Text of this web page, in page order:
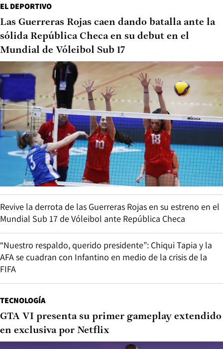
EL DEPORTIVO
Las Guerreras Rojas caen dando batalla ante la
sólida República Checa en su debut en el
Mundial de Vóleibol Sub 17
Revive la derrota de las Guerreras Rojas en su estreno en el
Mundial Sub 17 de Vóleibol ante República Checa
“Nuestro respaldo, querido presidente”: Chiqui Tapia y la
AFA se cuadran con Infantino en medio de la crisis de la
FIFA
TECNOLOGÍA
GTA VI presenta su primer gameplay extendido
en exclusiva por Netflix